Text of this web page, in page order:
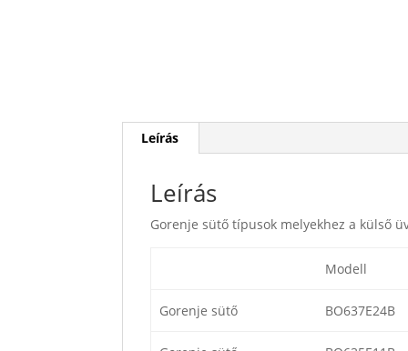
Leírás
Leírás
Gorenje sütő típusok melyekhez a külső
Modell
Gorenje sütő BO637E24B